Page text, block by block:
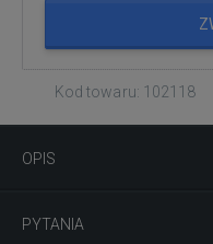
Kod towaru: 102118
OPIS
PYTANIA